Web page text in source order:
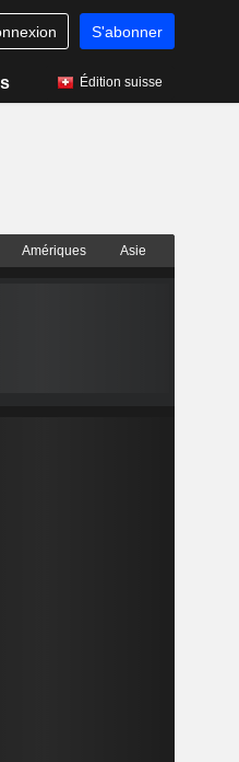
S'abonner
Édition suisse
Amériques Asie